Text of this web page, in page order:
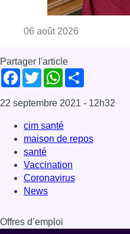
06 août 2026
Partager l'article
Facebook
TwitterWhatsApp
22 septembre 2021 - 12h32
cim santé
maison de repos
santé
Vaccination
Coronavirus
News
Offres d’emploi